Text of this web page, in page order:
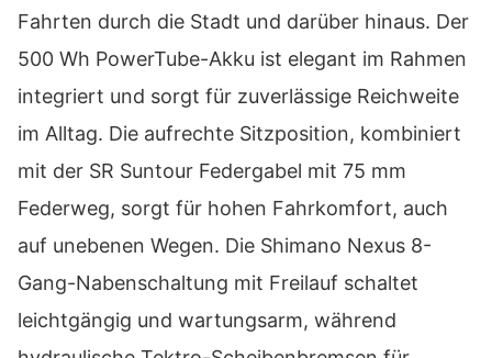
Fahrten durch die Stadt und darüber hinaus. Der
500 Wh PowerTube-Akku ist elegant im Rahmen
integriert und sorgt für zuverlässige Reichweite
im Alltag. Die aufrechte Sitzposition, kombiniert
mit der SR Suntour Federgabel mit 75 mm
Federweg, sorgt für hohen Fahrkomfort, auch
auf unebenen Wegen. Die Shimano Nexus 8-
Gang-Nabenschaltung mit Freilauf schaltet
leichtgängig und wartungsarm, während